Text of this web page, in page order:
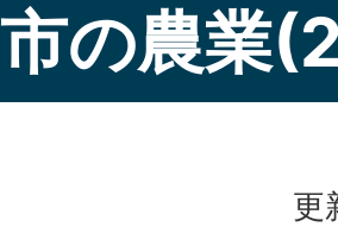
の農業
更